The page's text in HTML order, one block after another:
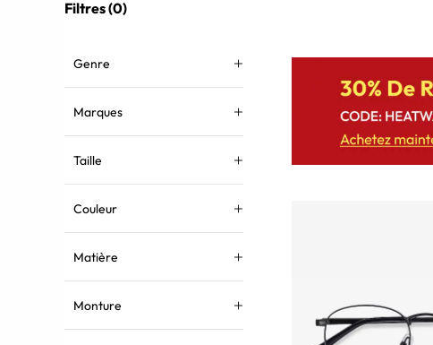
Filtres (0)
Genre
Marques
Taille
Couleur
Matière
Monture